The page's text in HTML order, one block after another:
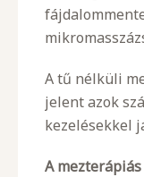
A tű nélküli
jelent azok
kezelésekkel
A